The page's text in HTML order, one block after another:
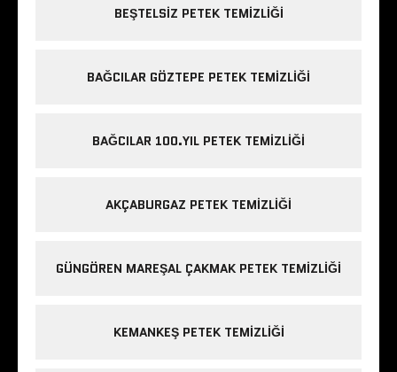
BEŞTELSIZ PETEK TEMIZLIĞI
BAĞCILAR GÖZTEPE PETEK TEMIZLIĞI
BAĞCILAR 100.YIL PETEK TEMIZLIĞI
AKÇABURGAZ PETEK TEMIZLIĞI
GÜNGÖREN MAREŞAL ÇAKMAK PETEK TEMIZLIĞI
KEMANKEŞ PETEK TEMIZLIĞI